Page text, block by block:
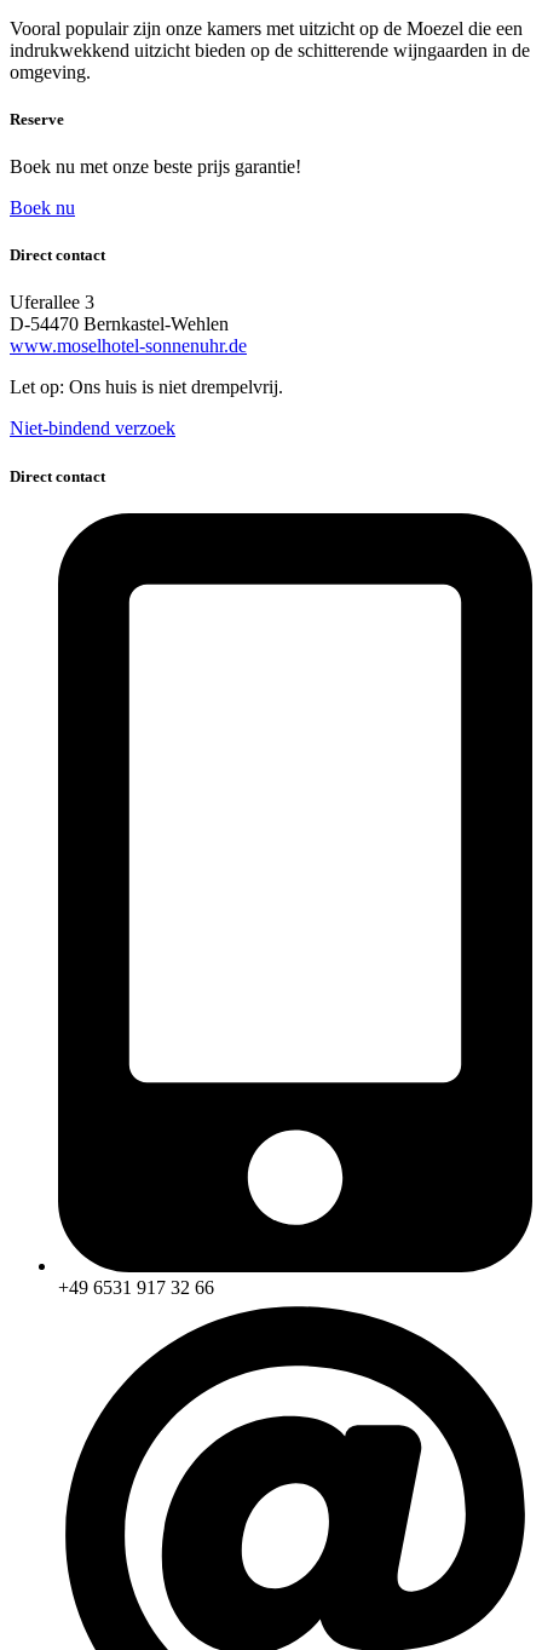
Vooral populair zijn onze kamers met uitzicht op de Moezel die een
indrukwekkend uitzicht bieden op de schitterende wijngaarden in de
omgeving.
Reserve
Boek nu met onze beste prijs garantie!
Boek nu
Direct contact
Uferallee 3
D-54470 Bernkastel-Wehlen
www.moselhotel-sonnenuhr.de
Let op: Ons huis is niet drempelvrij.
Niet-bindend verzoek
Direct contact
+49 6531 917 32 66